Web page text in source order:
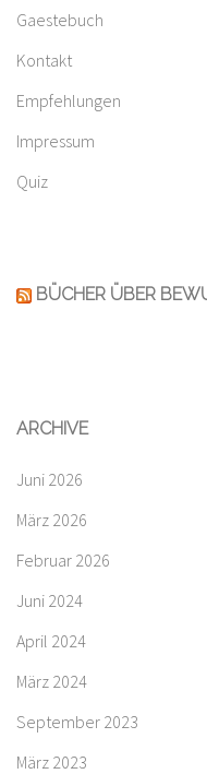
Gaestebuch
Kontakt
Empfehlungen
Impressum
Quiz
BÜCHER ÜBER
ARCHIVE
Juni 2026
März 2026
Februar 2026
Juni 2024
April 2024
März 2024
September 2023
März 2023